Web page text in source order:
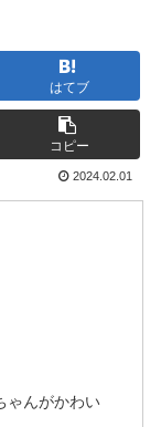
はてブ
コピー
2024.02.01
ゃんがかわい